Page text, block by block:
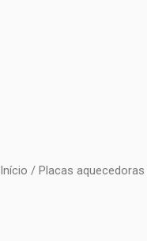
Início / Placas aquecedoras